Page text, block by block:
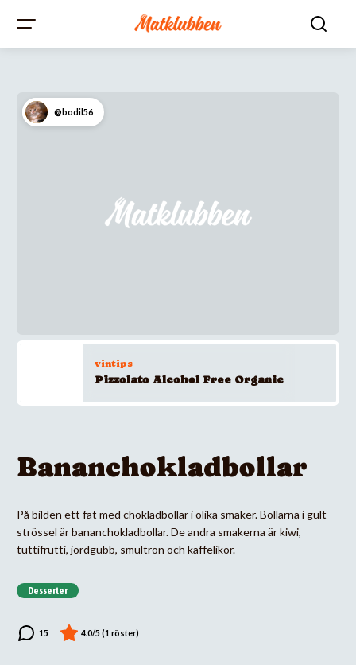
@bodil56
vintips
Pizzolato Alcohol Free Organic
Bananchokladbollar
På bilden ett fat med chokladbollar i olika smaker. Bollarna i gult
strössel är bananchokladbollar. De andra smakerna är kiwi,
tuttifrutti, jordgubb, smultron och kaffelikör.
Desserter